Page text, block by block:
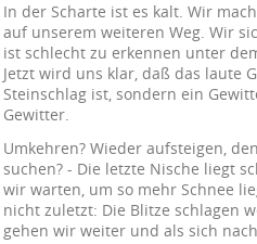
In der Scharte ist es kalt. Wir
auf unserem weiteren Weg. Wir
ist schlecht zu erkennen unter
Jetzt wird uns klar, daß das laute
Steinschlag ist, sondern ein
Gewitter.
Umkehren? Wieder aufsteigen,
suchen? - Die letzte Nische liegt
wir warten, um so mehr Schnee
nicht zuletzt: Die Blitze schlagen
gehen wir weiter und als sich